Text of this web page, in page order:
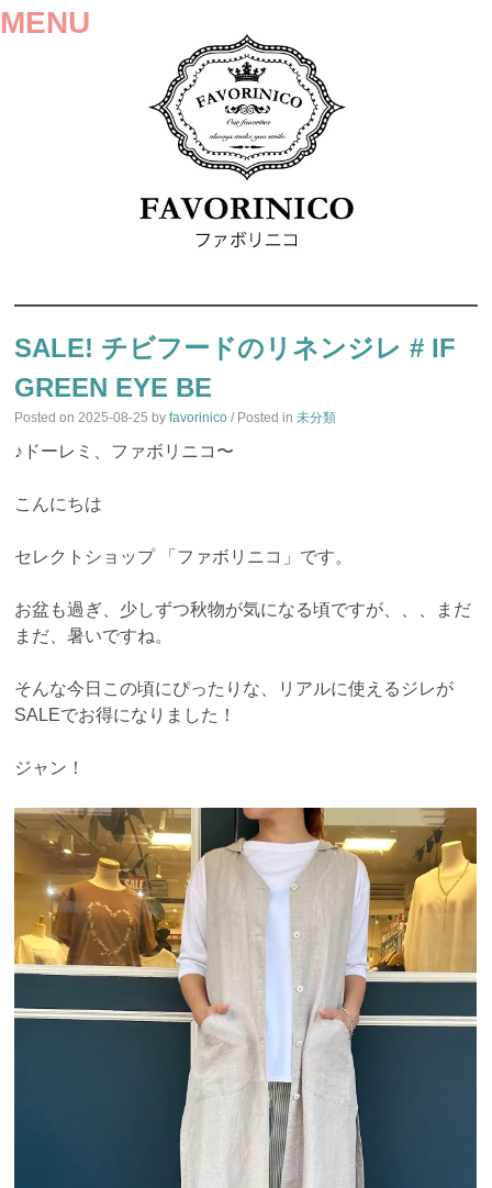
MENU
TO
SALE! チビフードのリネンジレ # IF
GREEN EYE BE
Posted on2025-08-25 byfavorinico / Posted in未分類
♪ドーレミ、ファボリニコ〜
こんにちは
セレクトショップ 「ファボリニコ」です。
お盆も過ぎ、少しずつ秋物が気になる頃ですが、、、まだ
まだ、暑いですね。
そんな今日この頃にぴったりな、リアルに使えるジレが
SALEでお得になりました！
ジャン！